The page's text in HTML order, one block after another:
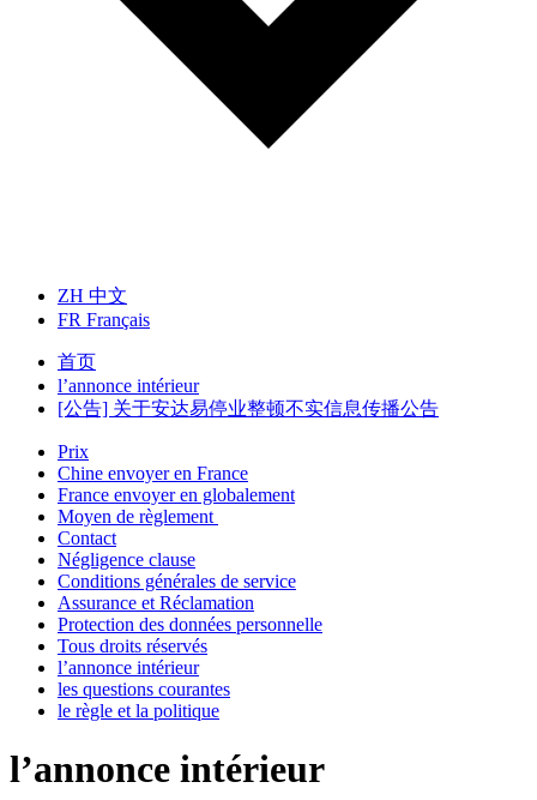
ZH 中文
FR Français
首页
l’annonce intérieur
[公告] 关于安达易停业整顿不实信息传播公告
Prix
Chine envoyer en France
France envoyer en globalement
Moyen de règlement
Contact
Négligence clause
Conditions générales de service
Assurance et Réclamation
Protection des données personnelle
Tous droits réservés
l’annonce intérieur
les questions courantes
le règle et la politique
l’annonce intérieur